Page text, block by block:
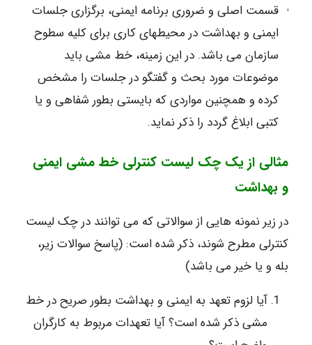
قسمت اصلی و ضروری برنامه ایمنی، برگزاری جلسات
ایمنی و بهداشت در محیطهای کاری برای کلیه سطوح
سازمان می باشد. در این زمینه، خط مشی باید
موضوعات مورد بحث و گفتگو در جلسات را مشخص
کرده و همچنین مواردی که بایستی بطور شفاهی و یا
کتبی ابلاغ گردد را ذکر نماید.
مثالی از یک چک لیست کنترلی خط مشی ایمنی
و بهداشت
در زیر نمونه هایی از سوالاتی که می توانند در چک لیست
کنترلی مطرح شوند، ذکر شده است: (پاسخ سوالات زیر،
بله و یا خیر می باشد)
آیا لزوم تعهد به ایمنی و بهداشت بطور صریح در خط
مشی ذکر شده است؟ آیا تعهدات مربوط به کارگران